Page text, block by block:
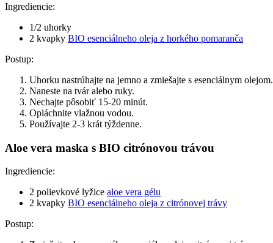
Ingrediencie:
1/2 uhorky
2 kvapky BIO esenciálneho oleja z horkého pomaranča
Postup:
Uhorku nastrúhajte na jemno a zmiešajte s esenciálnym olejom.
Naneste na tvár alebo ruky.
Nechajte pôsobiť 15-20 minút.
Opláchnite vlažnou vodou.
Používajte 2-3 krát týždenne.
Aloe vera maska s BIO citrónovou trávou
Ingrediencie:
2 polievkové lyžice aloe vera gélu
2 kvapky BIO esenciálneho oleja z citrónovej trávy
Postup: